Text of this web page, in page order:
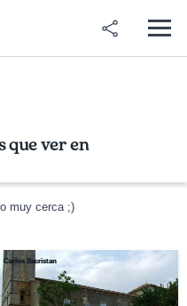
que ver en
muy cerca ;)
Carlos Sacristan